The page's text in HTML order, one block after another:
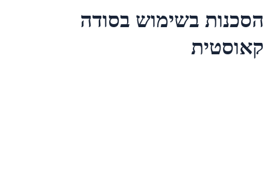
הסכנות בשימוש בסודה
קאוסטית